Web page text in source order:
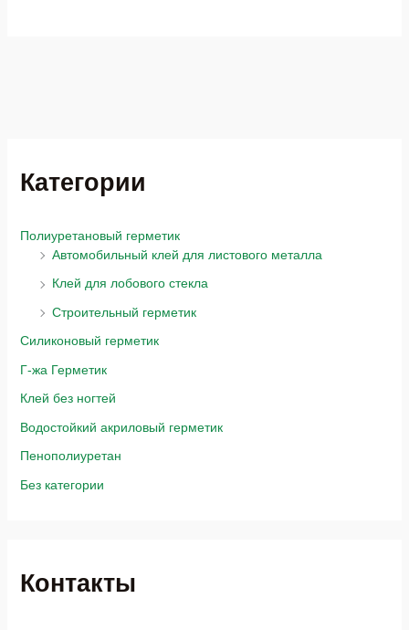
Категории
Полиуретановый герметик
Автомобильный клей для листового металла
Клей для лобового стекла
Строительный герметик
Силиконовый герметик
Г-жа Герметик
Клей без ногтей
Водостойкий акриловый герметик
Пенополиуретан
Без категории
Контакты